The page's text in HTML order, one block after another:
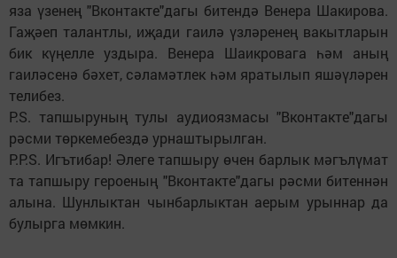
яза үзенең "Вконтакте"дагы битендә Венера Шакирова.
Гаҗәеп талантлы, иҗади гаилә үзләренең вакытларын
бик күңелле уздыра. Венера Шаикровага һәм аның
гаиләсенә бәхет, сәламәтлек һәм яратылып яшәүләрен
телибез.
P.S. тапшыруның тулы аудиоязмасы "Вконтакте"дагы
рәсми төркемебездә урнаштырылган.
P.P.S. Игътибар! Әлеге тапшыру өчен барлык мәгълүмат
та тапшыру героеның "Вконтакте"дагы рәсми битеннән
алына. Шунлыктан чынбарлыктан аерым урыннар да
булырга мөмкин.